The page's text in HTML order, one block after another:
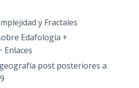
y Fractales
Edafología +
Enlaces
post posteriores a